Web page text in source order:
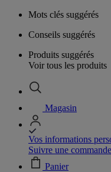
Mots clés suggérés
Conseils suggérés
Produits suggérés
Voir tous les produits
Magasin
Vos informations
Suivre une commande
Panier